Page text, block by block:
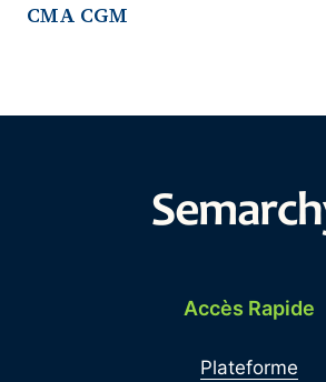
CMA CGM
Accès Rapide
Plateforme